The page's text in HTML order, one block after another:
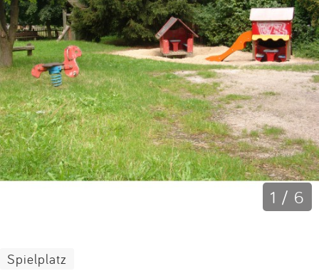
Blog
Partner
Kontakt
Impressum
1 / 6
Spielplatz